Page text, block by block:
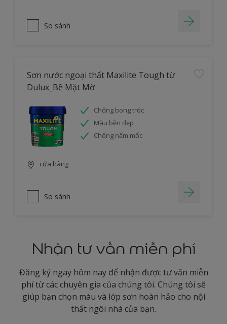
So sánh
Sơn nước ngoại thất Maxilite Tough từ
Dulux_Bề Mặt Mờ
Chống bong tróc
Màu bền đẹp
Chống nấm mốc
cửa hàng
So sánh
Nhận tư vấn miễn phí
Đăng ký ngay hôm nay để nhận được tư vấn miễn
phí từ các chuyên gia của chúng tôi. Chúng tôi sẽ
giúp bạn chọn màu và lớp sơn hoàn hảo cho nội
thất ngôi nhà của bạn.